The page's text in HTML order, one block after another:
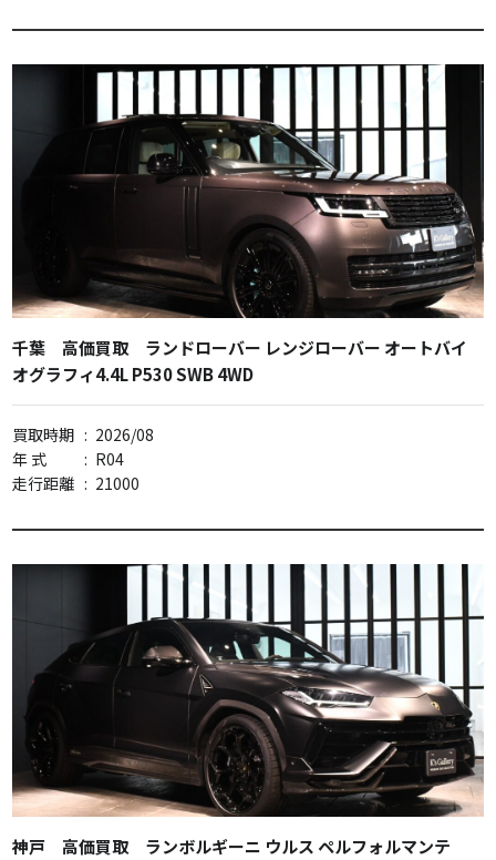
千葉 高価買取 ランドローバー レンジローバー オートバイ
オグラフィ4.4L P530 SWB 4WD
買取時期 : 2026/08
年 式
: R04
走行距離 : 21000
神戸 高価買取 ランボルギーニ ウルス ペルフォルマンテ